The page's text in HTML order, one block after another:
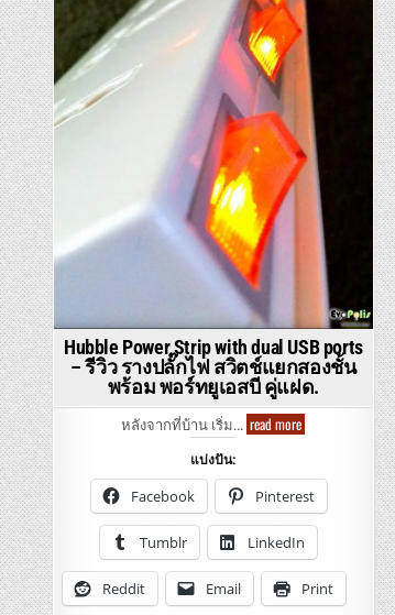
Hubble Power Strip with dual USB ports
– รีวิว รางปลั๊กไฟ สวิตช์แยกสองชั้น
พร้อม พอร์ทยูเอสบี คู่แฝด.
หลังจากที่บ้าน เริ่ม… read moreHubble
Power
dual
USB
ports
–
รีวิว
ราง
ปลั๊ก
ไฟ
สวิตช์
แยก
แบ่งปัน:
Facebook Pinterest
Tumblr LinkedIn
Reddit Email Print